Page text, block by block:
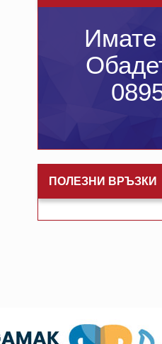
Имате
ПОЛЕЗНИ ВРЪЗКИ